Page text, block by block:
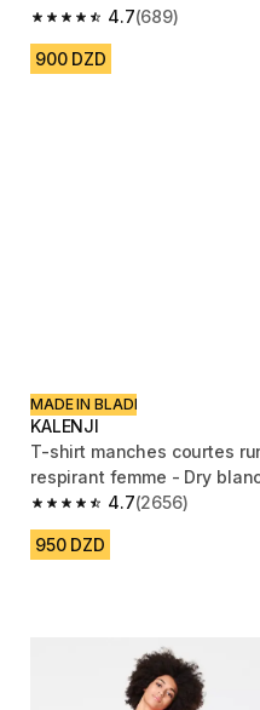
4.7
4.7 out of 5 stars from 689
(689)
900 DZD
MADE IN BLADI
KALENJI
T-shirt manches courtes
respirant femme - Dry
4.7
4.7 out of 5 stars from 2656
(2656)
950 DZD